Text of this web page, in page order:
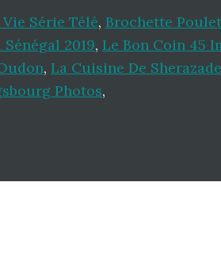
Série Télé, Brochette
2019, Le Bon Coin 45
, La Cuisine De Sherazade
Photos,